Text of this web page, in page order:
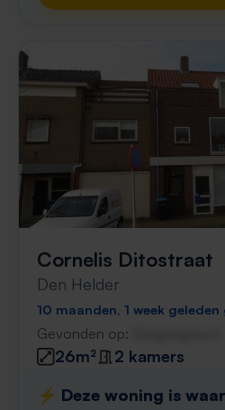
Cornelis Ditostraat
Den Helder
10 maanden, 1 week geleden
Gevonden op:
26m²
2 kamers
⚡️ Deze woning is